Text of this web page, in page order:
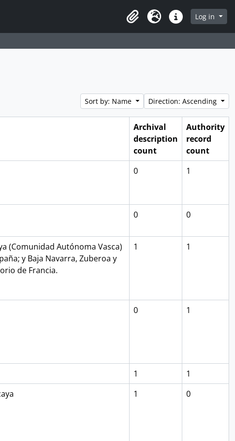
ClipboardLanguageQuick linksLog in
Sort by: Name Direction: Ascending
Archival
description
count
Authority
record
count
0 1
0 0
(Comunidad Autónoma Vasca)
y Baja Navarra, Zuberoa y
de Francia.
1 1
0 1
1
1
1 0